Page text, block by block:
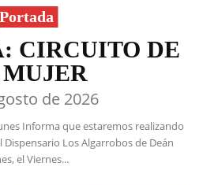
Portada
CIRCUITO DE
de 2026
Informa que estaremos realizando
Los Algarrobos de Deán
el Viernes...